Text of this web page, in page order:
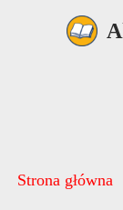
Strona główna